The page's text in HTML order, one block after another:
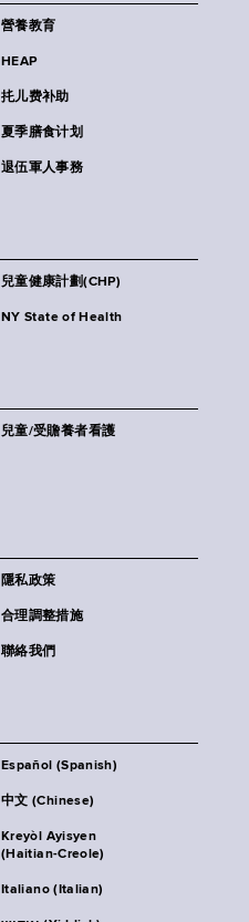
營養教育
HEAP
扥儿费补助
夏季膳食计划
退伍軍人事務
兒童健康計劃(CHP)
NY State of Health
兒童/受贍養者看護
隱私政策
合理調整措施
聯絡我們
Español (Spanish)
中文 (Chinese)
Kreyòl Ayisyen
(Haitian-Creole)
Italiano (Italian)